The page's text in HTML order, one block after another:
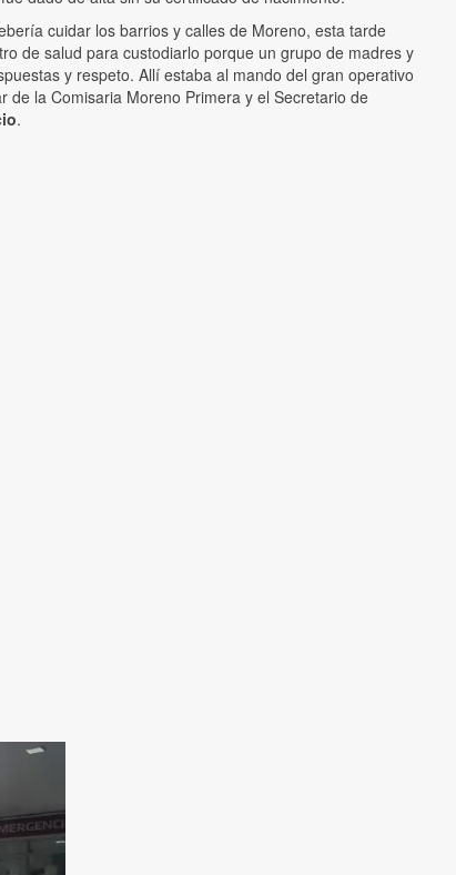
cuidar los barrios y calles de Moreno, esta tarde
de salud para custodiarlo porque un grupo de madres y
y respeto. Allí estaba al mando del gran operativo
de la Comisaria Moreno Primera y el Secretario de
.